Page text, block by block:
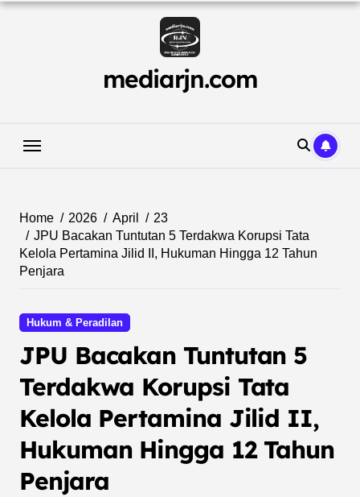
Skip
mediarjn.com
Home 2026 April
23
JPU Bacakan Tuntutan 5 Terdakwa Korupsi Tata
Kelola Pertamina Jilid II, Hukuman Hingga 12 Tahun
Penjara
Hukum & Peradilan
JPU Bacakan Tuntutan 5
Terdakwa Korupsi Tata
Kelola Pertamina Jilid II,
Hukuman Hingga 12 Tahun
Penjara